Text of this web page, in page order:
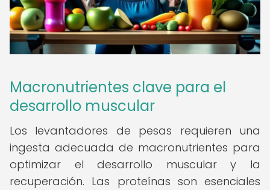
Macronutrientes clave para el
desarrollo muscular
Los levantadores de pesas requieren una
ingesta adecuada de macronutrientes para
optimizar el desarrollo muscular y la
recuperación. Las proteínas son esenciales